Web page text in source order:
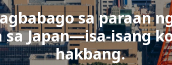
sa paraan
Japan—isa-isang
hakbang.